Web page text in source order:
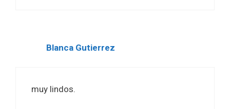
Blanca Gutierrez
muy lindos.